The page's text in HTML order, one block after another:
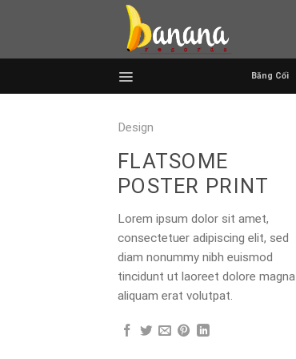
Băng Cối
Design
FLATSOME
POSTER PRINT
Lorem ipsum dolor sit amet,
consectetuer adipiscing elit, sed
diam nonummy nibh euismod
tincidunt ut laoreet dolore magna
aliquam erat volutpat.